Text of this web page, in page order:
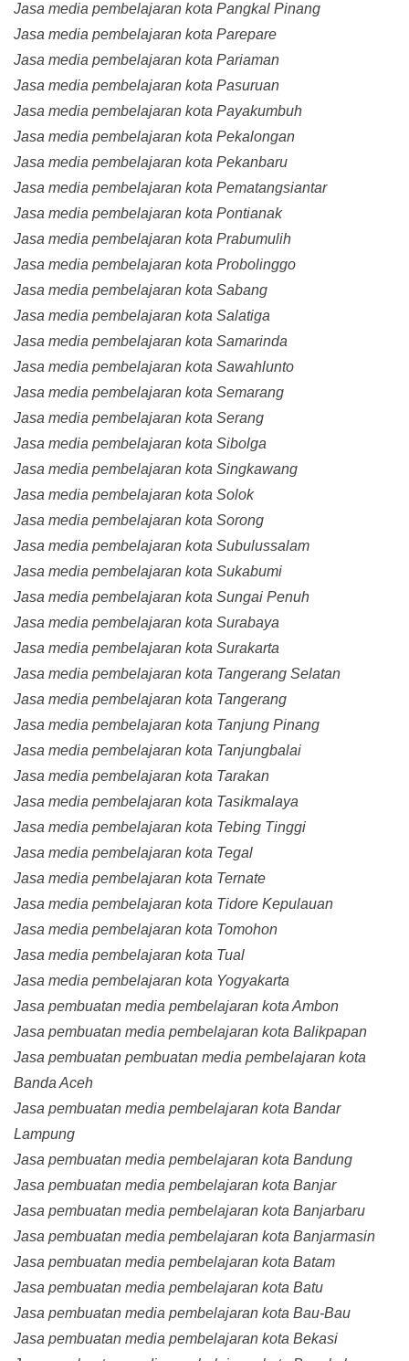
Jasa media pembelajaran kota Pangkal Pinang
Jasa media pembelajaran kota Parepare
Jasa media pembelajaran kota Pariaman
Jasa media pembelajaran kota Pasuruan
Jasa media pembelajaran kota Payakumbuh
Jasa media pembelajaran kota Pekalongan
Jasa media pembelajaran kota Pekanbaru
Jasa media pembelajaran kota Pematangsiantar
Jasa media pembelajaran kota Pontianak
Jasa media pembelajaran kota Prabumulih
Jasa media pembelajaran kota Probolinggo
Jasa media pembelajaran kota Sabang
Jasa media pembelajaran kota Salatiga
Jasa media pembelajaran kota Samarinda
Jasa media pembelajaran kota Sawahlunto
Jasa media pembelajaran kota Semarang
Jasa media pembelajaran kota Serang
Jasa media pembelajaran kota Sibolga
Jasa media pembelajaran kota Singkawang
Jasa media pembelajaran kota Solok
Jasa media pembelajaran kota Sorong
Jasa media pembelajaran kota Subulussalam
Jasa media pembelajaran kota Sukabumi
Jasa media pembelajaran kota Sungai Penuh
Jasa media pembelajaran kota Surabaya
Jasa media pembelajaran kota Surakarta
Jasa media pembelajaran kota Tangerang Selatan
Jasa media pembelajaran kota Tangerang
Jasa media pembelajaran kota Tanjung Pinang
Jasa media pembelajaran kota Tanjungbalai
Jasa media pembelajaran kota Tarakan
Jasa media pembelajaran kota Tasikmalaya
Jasa media pembelajaran kota Tebing Tinggi
Jasa media pembelajaran kota Tegal
Jasa media pembelajaran kota Ternate
Jasa media pembelajaran kota Tidore Kepulauan
Jasa media pembelajaran kota Tomohon
Jasa media pembelajaran kota Tual
Jasa media pembelajaran kota Yogyakarta
Jasa pembuatan media pembelajaran kota Ambon
Jasa pembuatan media pembelajaran kota Balikpapan
Jasa pembuatan pembuatan media pembelajaran kota
Banda Aceh
Jasa pembuatan media pembelajaran kota Bandar
Lampung
Jasa pembuatan media pembelajaran kota Bandung
Jasa pembuatan media pembelajaran kota Banjar
Jasa pembuatan media pembelajaran kota Banjarbaru
Jasa pembuatan media pembelajaran kota Banjarmasin
Jasa pembuatan media pembelajaran kota Batam
Jasa pembuatan media pembelajaran kota Batu
Jasa pembuatan media pembelajaran kota Bau-Bau
Jasa pembuatan media pembelajaran kota Bekasi